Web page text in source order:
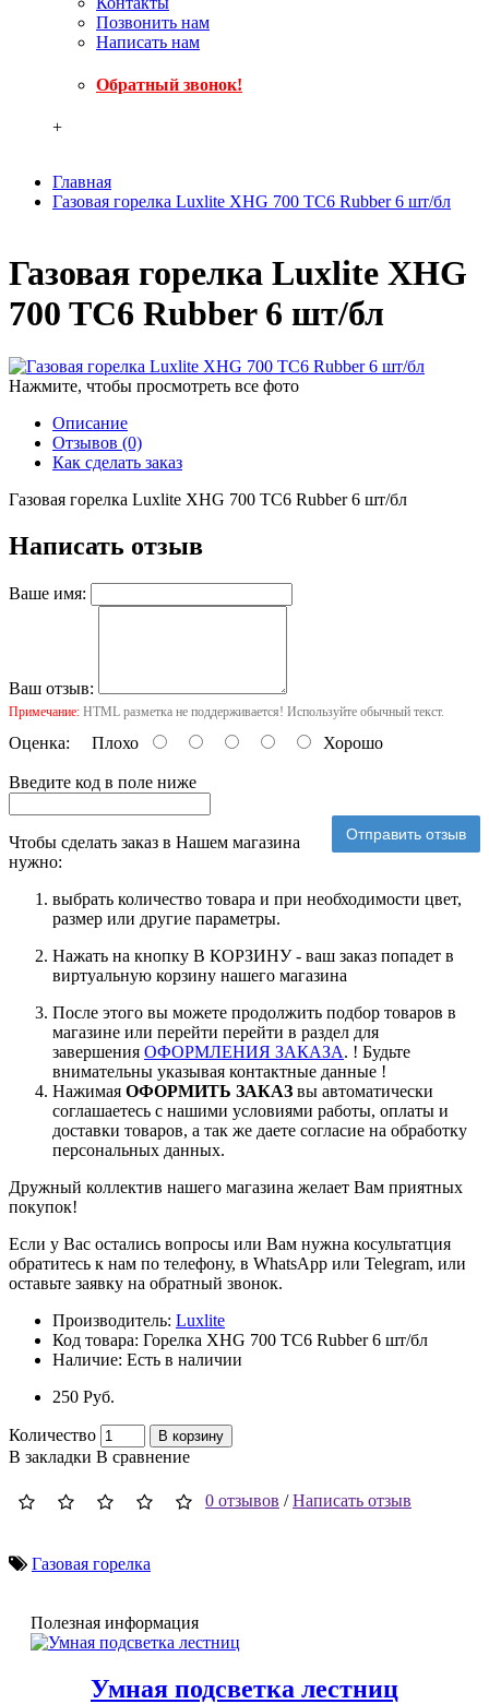
Позвонить нам
Написать нам
Обратный звонок!
+
Главная
Газовая горелка Luxlite XHG 700 TC6 Rubber 6 шт/бл
Газовая горелка Luxlite XHG
700 TC6 Rubber 6 шт/бл
Нажмите, чтобы просмотреть все фото
Описание
Отзывов (0)
Как сделать заказ
Газовая горелка Luxlite XHG 700 TC6 Rubber 6 шт/бл
Написать отзыв
Ваше имя:
Ваш отзыв:
Примечание: HTML разметка не поддерживается! Используйте обычный текст.
Оценка: Плохо Хорошо
Введите код в поле ниже
Отправить отзыв
Чтобы сделать заказ в Нашем магазина
нужно:
выбрать количество товара и при необходимости цвет,
размер или другие параметры.
Нажать на кнопку В КОРЗИНУ - ваш заказ попадет в
виртуальную корзину нашего магазина
После этого вы можете продолжить подбор товаров в
магазине или перейти перейти в раздел для
завершения ОФОРМЛЕНИЯ ЗАКАЗА. ! Будьте
внимательны указывая контактные данные !
Нажимая ОФОРМИТЬ ЗАКАЗ вы автоматически
соглашаетесь с нашими условиями работы, оплаты и
доставки товаров, а так же даете согласие на обработку
персональных данных.
Дружный коллектив нашего магазина желает Вам приятных
покупок!
Если у Вас остались вопросы или Вам нужна косультатция
обратитесь к нам по телефону, в WhatsApp или Telegram, или
оставьте заявку на обратный звонок.
Производитель: Luxlite
Код товара: Горелка XHG 700 TC6 Rubber 6 шт/бл
Наличие: Есть в наличии
250 Pуб.
Количество В корзину
В закладки В сравнение
0 отзывов /Написать отзыв
Газовая горелка
Полезная информация
Умная подсветка лестниц